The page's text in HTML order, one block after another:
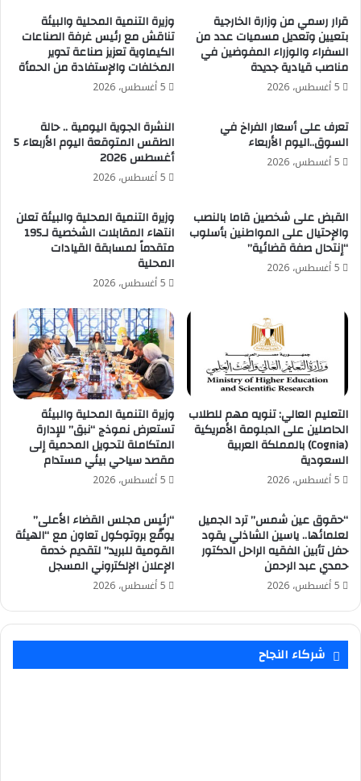
قرار رسمي من وزارة الخارجية
بتعيين وتعديل مسميات عدد من
السفراء والوزراء المفوضين في
مناصب قيادية جديدة
5 أغسطس، 2026
وزيرة التنمية المحلية والبيئة
تناقش مع رئيس غرفة الصناعات
الكيماوية تعزيز صناعة تدوير
المخلفات والإستفادة من الحمأة
5 أغسطس، 2026
تعرف على أسعار الفراخ في
السوق..اليوم الأربعاء
5 أغسطس، 2026
النشرة الجوية اليومية .. حالة
الطقس المتوقعة اليوم الأربعاء 5
أغسطس 2026
5 أغسطس، 2026
القبض على شخصين قاما بالنصب
والإحتيال على المواطنين بأسلوب
“إنتحال صفة قضائية”
5 أغسطس، 2026
وزيرة التنمية المحلية والبيئة تعلن
انتهاء المقابلات الشخصية لـ195
متقدماً لمسابقة القيادات
المحلية
5 أغسطس، 2026
التعليم العالي: تنويه مهم للطلاب
الحاصلين على الدبلومة الأمريكية
(Cognia) بالمملكة العربية
السعودية
5 أغسطس، 2026
وزيرة التنمية المحلية والبيئة
تستعرض نموذج “نبق” للإدارة
المتكاملة لتحويل المحمية إلى
مقصد سياحي بيئي مستدام
5 أغسطس، 2026
“حقوق عين شمس” ترد الجميل
لعلمائها.. ياسين الشاذلي يقود
حفل تأبين الفقيه الراحل الدكتور
حمدي عبد الرحمن
5 أغسطس، 2026
“رئيس مجلس القضاء الأعلى”
يوقّع بروتوكول تعاون مع “الهيئة
القومية للبريد” لتقديم خدمة
الإعلان الإلكتروني المسجل
5 أغسطس، 2026
شركاء النجاح